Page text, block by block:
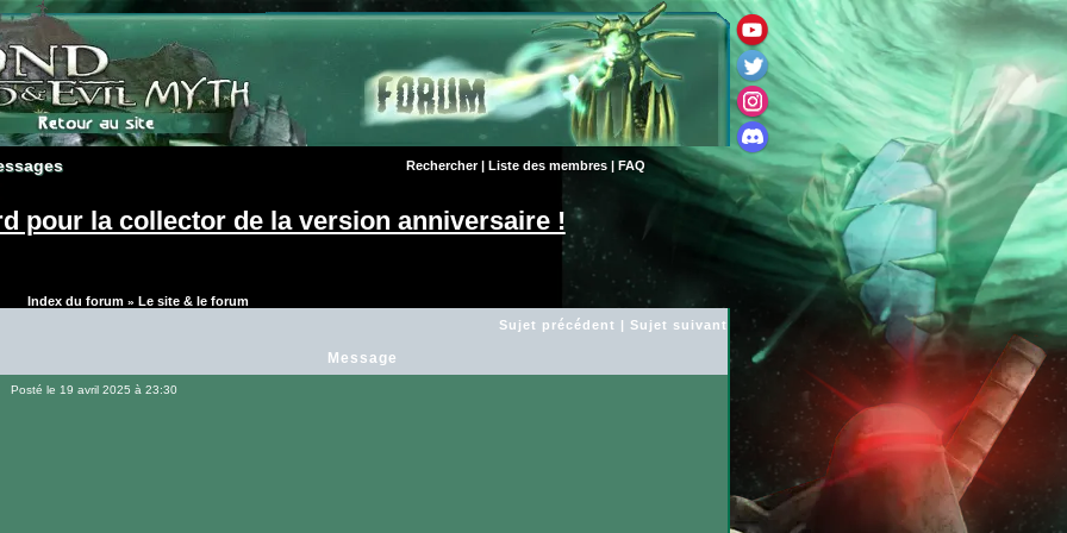
Rechercher| Liste des membres| FAQ
pour la collector de la version anniversaire !
Index du forum» Le site & le forum
Sujet précédent | Sujet suivant
Message
Posté le 19 avril 2025 à 23:30